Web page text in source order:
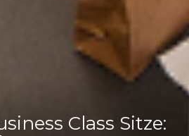
Class Sitze: